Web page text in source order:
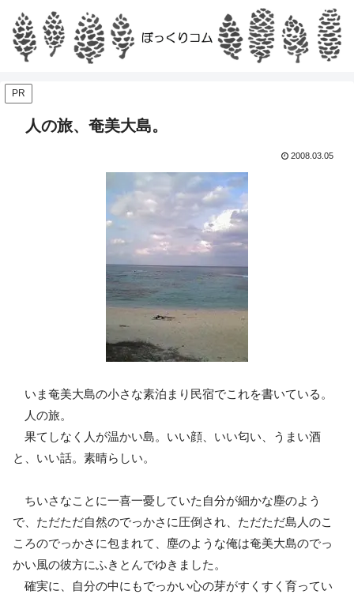
PR
人の旅、奄美大島。
2008.03.05
いま奄美大島の小さな素泊まり民宿でこれを書いている。
人の旅。
果てしなく人が温かい島。いい顔、いい匂い、うまい酒
と、いい話。素晴らしい。
ちいさなことに一喜一憂していた自分が細かな塵のよう
で、ただただ自然のでっかさに圧倒され、ただただ島人のこ
ころのでっかさに包まれて、塵のような俺は奄美大島のでっ
かい風の彼方にふきとんでゆきました。
確実に、自分の中にもでっかい心の芽がすくすく育ってい